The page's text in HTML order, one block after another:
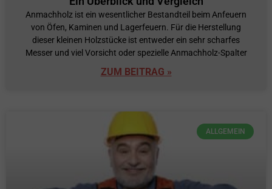
Anmachholz ist ein wesentlicher Bestandteil beim Anfeuern
von Öfen, Kaminen und Lagerfeuern. Für die Herstellung
dieser kleinen Holzstücke ist entweder ein sehr scharfes
Messer und viel Vorsicht oder spezielle Anmachholz-Spalter
ZUM BEITRAG »
ALLGEMEIN